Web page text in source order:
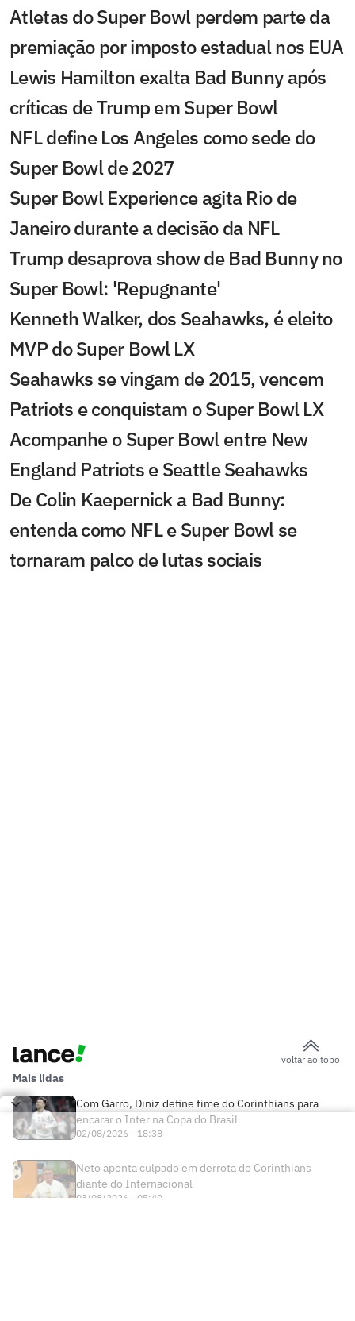
Atletas do Super Bowl perdem parte da
premiação por imposto estadual nos EUA
Lewis Hamilton exalta Bad Bunny após
críticas de Trump em Super Bowl
NFL define Los Angeles como sede do
Super Bowl de 2027
Super Bowl Experience agita Rio de
Janeiro durante a decisão da NFL
Trump desaprova show de Bad Bunny no
Super Bowl: 'Repugnante'
Kenneth Walker, dos Seahawks, é eleito
MVP do Super Bowl LX
Seahawks se vingam de 2015, vencem
Patriots e conquistam o Super Bowl LX
Acompanhe o Super Bowl entre New
England Patriots e Seattle Seahawks
De Colin Kaepernick a Bad Bunny:
entenda como NFL e Super Bowl se
tornaram palco de lutas sociais
voltar ao topo
Mais lidas
Com Garro, Diniz define time do Corinthians para
encarar o Inter na Copa do Brasil
02/08/2026 - 18:38
Neto aponta culpado em derrota do Corinthians
diante do Internacional
03/08/2026 - 05:40